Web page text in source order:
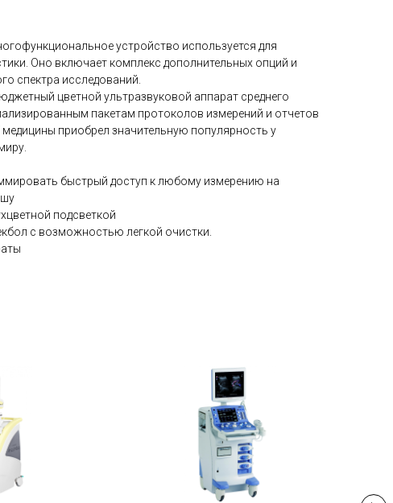
устройство используется для
Оно включает комплекс дополнительных опций и
спектра исследований.
цветной ультразвуковой аппарат среднего
пакетам протоколов измерений и отчетов
приобрел значительную популярность у
быстрый доступ к любому измерению на
подсветкой
с возможностью легкой очистки.